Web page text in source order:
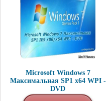
Microsoft Windows 7
Максимальная SP1 x64 WPI -
DVD